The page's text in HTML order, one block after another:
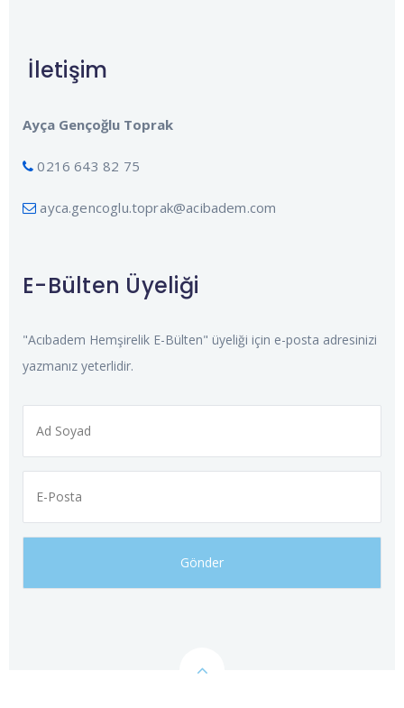
İletişim
Ayça Gençoğlu Toprak
0216 643 82 75
ayca.gencoglu.toprak@acibadem.com
E-Bülten Üyeliği
"Acıbadem Hemşirelik E-Bülten" üyeliği için e-posta adresinizi
yazmanız yeterlidir.